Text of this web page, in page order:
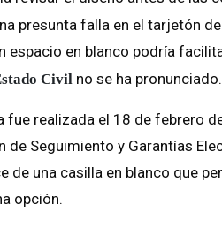
presunta falla en el tarjetón
espacio en blanco podría
Civil no se ha pronunciado.
fue realizada el 18 de febrero
de Seguimiento y Garantías
de una casilla en blanco que
opción.